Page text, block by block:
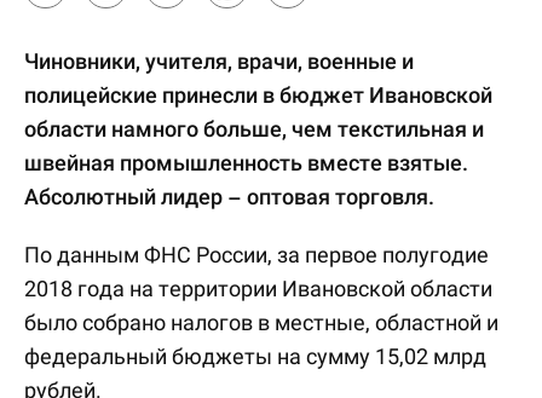
Чиновники, учителя, врачи, военные и
полицейские принесли в бюджет Ивановской
области намного больше, чем текстильная и
швейная промышленность вместе взятые.
Абсолютный лидер – оптовая торговля.
По данным ФНС России, за первое полугодие
2018 года на территории Ивановской области
было собрано налогов в местные, областной и
федеральный бюджеты на сумму 15,02 млрд
рублей.